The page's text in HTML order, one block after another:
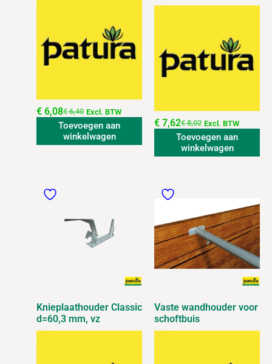
€6,40
€ 6,08 Excl. BTW
Toevoegen aan
winkelwagen
€8,02
€ 7,62 Excl. BTW
Toevoegen aan
winkelwagen
Knieplaathouder Classic
d=60,3 mm, vz
Vaste wandhouder voor
schoftbuis